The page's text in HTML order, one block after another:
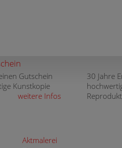
Gutschein
Kunstkopie
weitere Infos
30 Jahre
Aktmalerei